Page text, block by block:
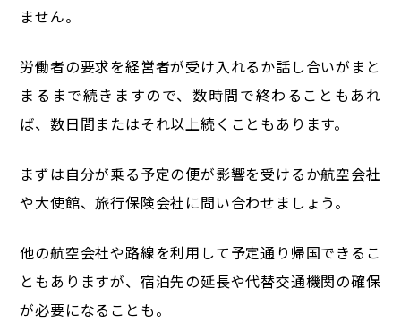
ません。
労働者の要求を経営者が受け入れるか話し合いがまと
まるまで続きますので、数時間で終わることもあれ
ば、数日間またはそれ以上続くこともあります。
まずは自分が乗る予定の便が影響を受けるか航空会社
や大使館、旅行保険会社に問い合わせましょう。
他の航空会社や路線を利用して予定通り帰国できるこ
ともありますが、 宿泊先の延長や代替交通機関の確保
が必要になることも。